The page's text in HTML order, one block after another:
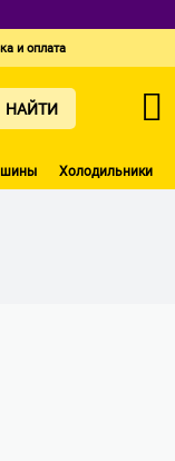
и оплата
НАЙТИ
Холодильники